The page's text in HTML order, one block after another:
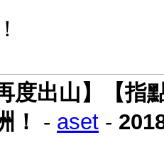
度出山】【指
！
- aset -